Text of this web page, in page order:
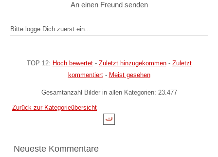
An einen Freund senden
Bitte logge Dich zuerst ein...
TOP 12: Hoch bewertet- Zuletzt hinzugekommen- Zuletzt
kommentiert- Meist gesehen
Gesamtanzahl Bilder in allen Kategorien: 23.477
Zurück zur Kategorieübersicht
Neueste Kommentare